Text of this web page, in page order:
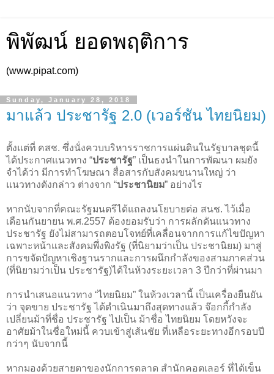
พิพัฒน์ ยอดพฤติการ
(www.pipat.com)
Sunday, January 28, 2018
มาแล้ว ประชารัฐ 2.0 (เวอร์ชัน ไทยนิยม)
ตั้งแต่ที่ คสช. ซึ่งนั่งควบบริหารราชการแผ่นดินในรัฐบาลชุดนี้
ได้ประกาศแนวทาง “ประชารัฐ” เป็นธงนำในการพัฒนา ผมยัง
จำได้ว่า มีการทำโฆษณา สื่อสารกับสังคมขนานใหญ่ ว่า
แนวทางดังกล่าว ต่างจาก “ประชานิยม” อย่างไร
หากนับจากที่คณะรัฐมนตรีได้แถลงนโยบายต่อ สนช. ไว้เมื่อ
เดือนกันยายน พ.ศ.2557 ต้องยอมรับว่า การผลักดันแนวทาง
ประชารัฐ ยังไม่สามารถตอบโจทย์ที่เคลื่อนจากการแก้ไขปัญหา
เฉพาะหน้าและสังคมพึ่งพิงรัฐ (ที่นิยามว่าเป็น ประชานิยม) มาสู่
การขจัดปัญหาเชิงฐานรากและการผนึกกำลังของสามภาคส่วน
(ที่นิยามว่าเป็น ประชารัฐ)ได้ในห้วงระยะเวลา 3 ปีกว่าที่ผ่านมา
การนำเสนอแนวทาง “ไทยนิยม” ในห้วงเวลานี้ เป็นเครื่องยืนยัน
ว่า จุดขาย ประชารัฐ ได้ดำเนินมาถึงสุดทางแล้ว จ๊อกกี้กำลัง
เปลี่ยนม้าที่ชื่อ ประชารัฐ ไปเป็น ม้าชื่อ ไทยนิยม โดยหวังจะ
อาศัยม้าในชื่อใหม่นี้ ควบเข้าสู่เส้นชัย ที่เหลือระยะทางอีกรอบปี
กว่าๆ นับจากนี้
หากมองด้วยสายตาของนักการตลาด สำนักคอตเลอร์ ที่ได้เข็น